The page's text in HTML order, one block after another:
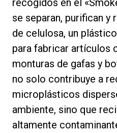
se separan, purifican y
de celulosa, un
para fabricar artículos
monturas de gafas y
no solo contribuye a
microplásticos
ambiente, sino que
altamente